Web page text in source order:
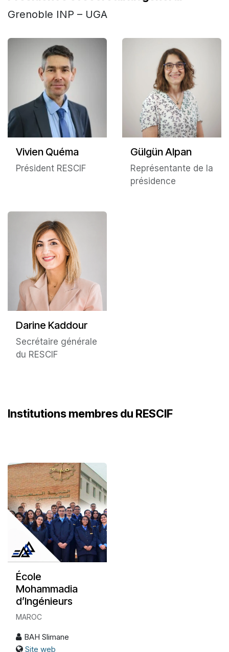
Grenoble INP – UGA
Vivien Quéma
Président RESCIF
Gülgün Alpan
Représentante de la
présidence
Darine Kaddour
Secrétaire générale
du RESCIF
Institutions membres du RESCIF
École
Mohammadia
d’Ingénieurs
MAROC
BAH Slimane
Site web